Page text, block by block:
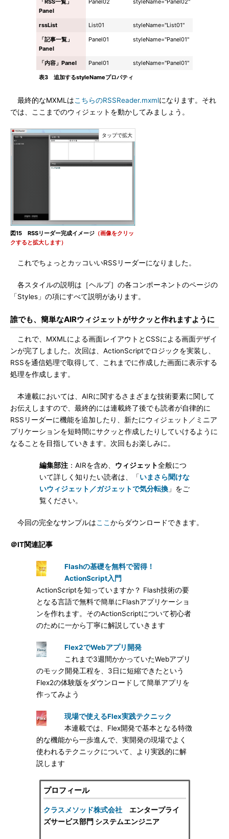
「RSS一覧」
Panel
Panel02 styleName="Panel02"
rssList List01
styleName="List01"
「記事一覧」
Panel
Panel01 styleName="Panel01"
「内容」Panel Panel01
styleName="Panel01"
表3 追加するstyleNameプロパティ
最終的なMXMLはこちらのRSSReader.mxmlになります。それ
では、ここまでのウィジェットを動かしてみましょう。
図15 RSSリーダー完成イメージ （画像をクリッ
クすると拡大します）
これでちょっとカッコいいRSSリーダーになりました。
各スタイルの説明は［ヘルプ］の各コンポーネントのページの
「Styles」の項にすべて説明があります。
誰でも、簡単なAIRウィジェットがサクッと作れますように
これで、MXMLによる画面レイアウトとCSSによる画面デザイ
ンが完了しました。次回は、ActionScriptでロジックを実装し、
RSSを通信処理で取得して、これまでに作成した画面に表示する
処理を作成します。
本連載においては、AIRに関するさまざまな技術要素に関して
お伝えしますので、最終的には連載終了後でも読者が自律的に
RSSリーダーに機能を追加したり、新たにウィジェット／ミニア
プリケーションを短時間にサクッと作成したりしていけるように
なることを目指していきます。次回もお楽しみに。
編集部注：AIRを含め、 ウィジェット全般につ
いて詳しく知りたい読者は、「いまさら聞けな
いウィジェット／ガジェットで気分転換」をご
覧ください。
今回の完全なサンプルはここ からダウンロードできます。
＠IT関連記事
Flashの基礎を無料で習得！
ActionScript入門
ActionScriptを知っていますか？ Flash技術の要
となる言語で無料で簡単にFlashアプリケーショ
ンを作れます。そのActionScriptについて初心者
のために一から丁寧に解説していきます
Flex2でWebアプリ開発
これまで3週間かかっていたWebアプリ
のモック開発工程を、3日に短縮できたという
Flex2の体験版をダウンロードして簡単アプリを
作ってみよう
現場で使えるFlex実践テクニック
本連載では、Flex開発で基本となる特徴
的な機能から一歩進んで、実開発の現場でよく
使われるテクニックについて、より実践的に解
説します
プロフィール
クラスメソッド株式会社エンタープライ
ズサービス部門 システムエンジニア